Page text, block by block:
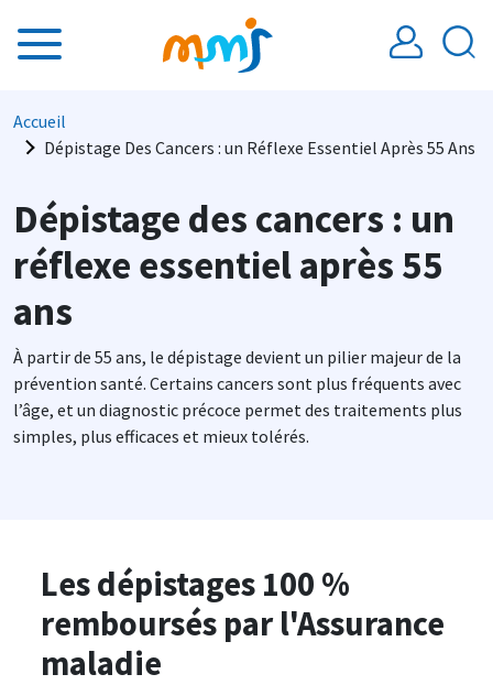
Fil d'Ariane
Accueil
Dépistage Des Cancers : un Réflexe Essentiel Après 55 Ans
Dépistage des cancers : un
réflexe essentiel après 55
ans
À partir de 55 ans, le dépistage devient un pilier majeur de la
prévention santé. Certains cancers sont plus fréquents avec
l’âge, et un diagnostic précoce permet des traitements plus
simples, plus efficaces et mieux tolérés.
Les dépistages 100 %
remboursés par l'Assurance
maladie